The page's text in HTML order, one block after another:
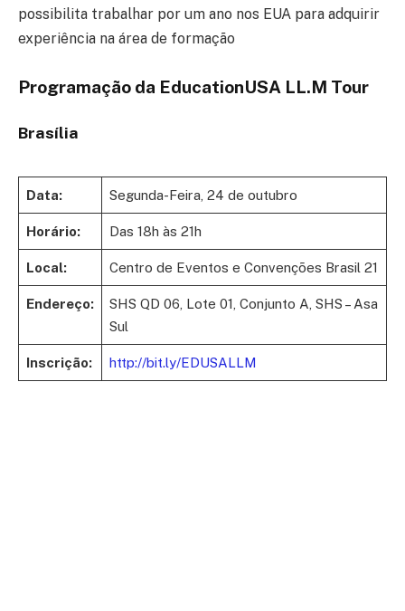
possibilita trabalhar por um ano nos EUA para adquirir
experiência na área de formação
Programação da EducationUSA LL.M Tour
Brasília
Data: Segunda-Feira, 24 de outubro
Horário: Das 18h às 21h
Local: Centro de Eventos e Convenções Brasil 21
Endereço:
SHS QD 06, Lote 01, Conjunto A, SHS – Asa
Sul
Inscrição: http://bit.ly/EDUSALLM